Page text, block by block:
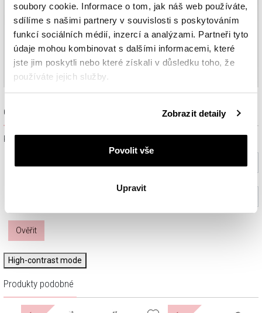
soubory cookie. Informace o tom, jak náš web používáte,
sdílíme s našimi partnery v souvislosti s poskytováním
funkcí sociálních médií, inzercí a analýzami. Partneři tyto
údaje mohou kombinovat s dalšími informacemi, které
jste jim poskytli nebo které získali v důsledku toho, že
používáte jejich služby.
Zásadách ochrany osobních údajů
Zobrazit detaily
Povolit vše
Upravit
Ověřit dostupnost a rezervovat na prodejně
Prosím, vyberte ze seznamu město nebo konkrétní prodejnu
Ověřit
High-contrast mode
Produkty podobné